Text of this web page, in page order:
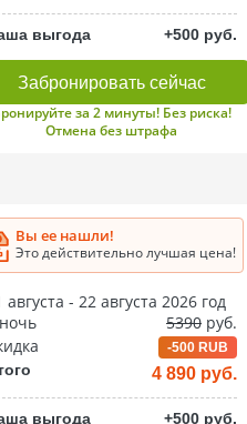
выгода +500 руб.
Забронировать сейчас
за 2 минуты! Без риска!
Отмена без штрафа
Вы ее нашли!
Это действительно лучшая цена!
августа - 22 августа 2026 год
5390 руб.
-500 RUB
4 890 руб.
выгода +500 руб.